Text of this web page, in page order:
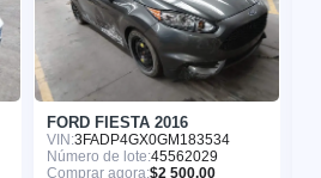
FORD FIESTA 2016
VIN:3FADP4GX0GM183534
Número de lote:45562029
Comprar agora:$2 500.00